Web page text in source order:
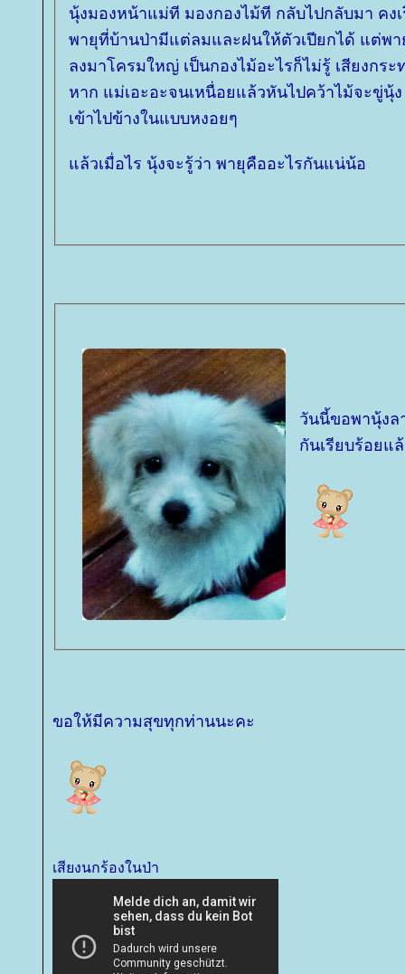
นุ้งมองหน้าแม่ที มองกองไม้ที กลับไปกลับมา คง
พายุที่บ้านป่ามีแต่ลมและฝนให้ตัวเปียกได้ แต่พา
ลงมาโครมใหญ่ เป็นกองไม้อะไรก็ไม่รู้ เสียงกร
หาก แม่เอะอะจนเหนื่อยแล้วหันไปคว้าไม้จะขู่นุ้ง
เข้าไปข้างในแบบหงอยๆ
ล้วเมื่อไร นุ้งจะรู้ว่า พายุคืออะไรกันแน่น้อ
วันนี้ขอพานุ้งล
กันเรียบร้อยแ
ขอให้มีความสุขทุกท่านนะคะ
เสียงนกร้องในป่า